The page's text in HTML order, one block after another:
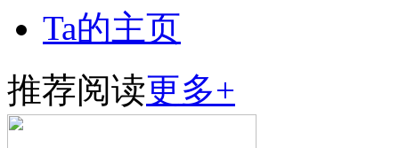
Ta的主页
推荐阅读更多+